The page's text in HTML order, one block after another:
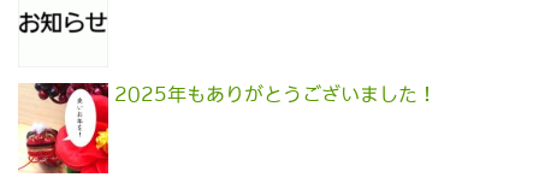
2025年もありがとうございました！